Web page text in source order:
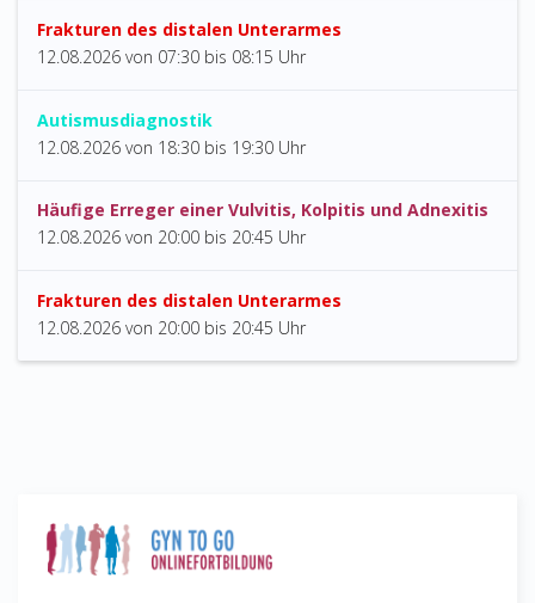
Frakturen des distalen Unterarmes
12.08.2026 von 07:30 bis 08:15 Uhr
Autismusdiagnostik
12.08.2026 von 18:30 bis 19:30 Uhr
Häufige Erreger einer Vulvitis, Kolpitis und Adnexitis
12.08.2026 von 20:00 bis 20:45 Uhr
Frakturen des distalen Unterarmes
12.08.2026 von 20:00 bis 20:45 Uhr